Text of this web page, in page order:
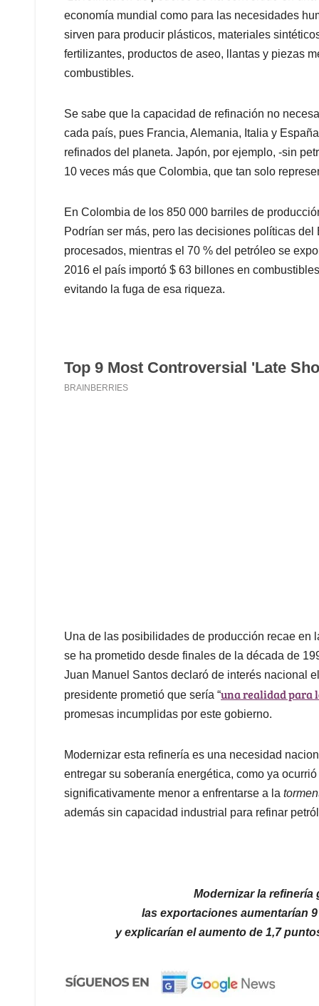
p
p
o
k
I
n
s
economía mundial como para las necesidades
sirven para producir plásticos, materiales
fertilizantes, productos de aseo, llantas y piezas
combustibles.
Se sabe que la capacidad de refinación no
cada país, pues Francia, Alemania, Italia y
refinados del planeta. Japón, por ejemplo, -sin
10 veces más que Colombia, que tan solo
En Colombia de los 850 000 barriles de
Podrían ser más, pero las decisiones políticas
procesados, mientras el 70 % del petróleo se
2016 el país importó $ 63 billones en
evitando la fuga de esa riqueza.
Una de las posibilidades de producción recae en
se ha prometido desde finales de la década de
Juan Manuel Santos declaró de interés nacional
presidente prometió que sería “una realidad para
promesas incumplidas por este gobierno.
Modernizar esta refinería es una necesidad
entregar su soberanía energética, como ya
significativamente menor a enfrentarse a la
además sin capacidad industrial para refinar
Modernizar la refinería
las exportaciones aumentarían
y explicarían el aumento de 1,7